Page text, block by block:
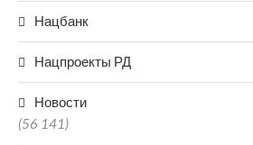
Нацбанк
Нацпроекты РД
Новости
(56 141)